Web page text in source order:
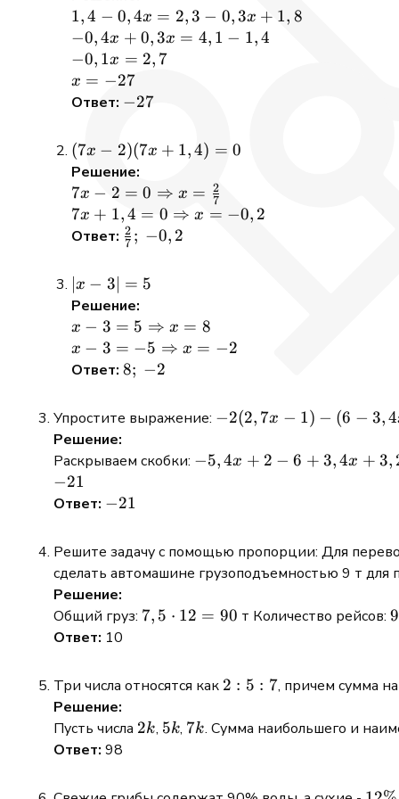
0,3(x-
6)
1,4
-
0,4x
=
2,3
0,3x
+
1,8
1,4 − 0,4x = 2,3 − 0,3x + 1, 8
-0,4x
+
0,3x
=
1,4
−0,4x + 0,3x = 4, 1 − 1,4
-0,1x
=
2,7
−0, 1x = 2, 7
x
=
x = −27
Ответ: -27
−27
(7 x-2)(7
x+1,4)=0
(7x − 2)(7x + 1, 4) = 0
Решение:
7x - 2 = 0
\Rightarrow
x =
\frac{2}{7}
7x − 2 = 0 ⇒ x = 7
2
7x + 1,4 = 0
\Rightarrow
7x + 1,4 = 0 ⇒ x = −0, 2
Ответ: \frac{2}
7
2 ; −0, 2
|x-
3|=5
x − 3∣ = 5
Решение:
x - 3 = 5
\Rightarrow
x = 8
x − 3 = 5 ⇒ x = 8
x - 3 = -5
\Rightarrow
x − 3 = −5 ⇒ x = −2
Ответ: 8;~-2
8; −2
Упростите выражение: -2(2,7 x-
x)+8(0,4
−2(2, 7x − 1) − (6 − 3,4
Решение:
Раскрываем скобки: -5,4x
3,2x
- 16
−5,4x + 2 − 6 + 3,4x + 3,
−21
Ответ: -21
−21
Решите задачу с помощью пропорции: Для
сделать автомашине грузоподъемностью 9 т для
Решение:
Общий груз: 7,5
7, 5 ⋅ 12 = 90 т Количество рейсов:
Ответ: 10
Три числа относятся как 2:
7
2 : 5 : 7, причем сумма
Решение:
Пусть числа 2k
2k, 5k
5k, 7k
7k. Сумма наибольшего и
Ответ: 98